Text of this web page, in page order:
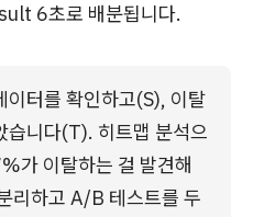
6초로 배분됩니다.
이터를 확인하고(S), 이탈
습니다(T). 히트맵 분석으
가 이탈하는 걸 발견해
리하고 A/B 테스트를 두